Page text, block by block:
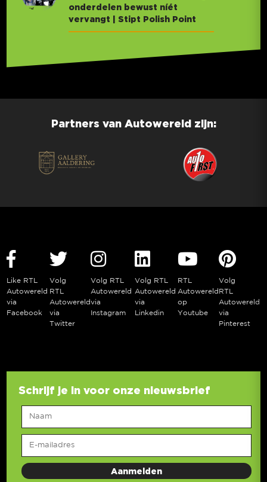
onderdelen bewust níét
vervangt | Stipt Polish Point
Partners van Autowereld zijn:
Like RTL
Autowereld
via
Facebook
Volg
RTL
Autowereld
via
Twitter
Volg RTL
Autowereld
via
Instagram
Volg RTL
Autowereld
via
Linkedin
RTL
Autowereld
op
Youtube
Volg
RTL
Autowereld
via
Pinterest
Schrijf je in voor onze nieuwsbrief